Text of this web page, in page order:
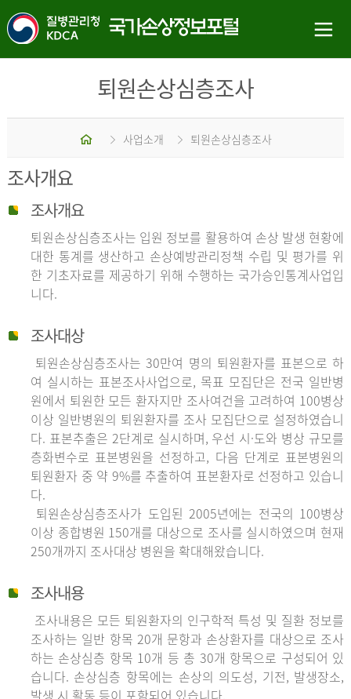
퇴원손상심층조사
홈 사업소개 퇴원손상심층조사
조사개요
조사개요
퇴원손상심층조사는 입원 정보를 활용하여 손상 발생 현황에
대한 통계를 생산하고 손상예방관리정책 수립 및 평가를 위
한 기초자료를 제공하기 위해 수행하는 국가승인통계사업입
니다.
조사대상
퇴원손상심층조사는 30만여 명의 퇴원환자를 표본으로 하
여 실시하는 표본조사사업으로, 목표 모집단은 전국 일반병
원에서 퇴원한 모든 환자지만 조사여건을 고려하여 100병상
이상 일반병원의 퇴원환자를 조사 모집단으로 설정하였습니
다. 표본추출은 2단계로 실시하며, 우선 시·도와 병상 규모를
층화변수로 표본병원을 선정하고, 다음 단계로 표본병원의
퇴원환자 중 약 9%를 추출하여 표본환자로 선정하고 있습니
다.
퇴원손상심층조사가 도입된 2005년에는 전국의 100병상
이상 종합병원 150개를 대상으로 조사를 실시하였으며 현재
250개까지 조사대상 병원을 확대해왔습니다.
조사내용
조사내용은 모든 퇴원환자의 인구학적 특성 및 질환 정보를
조사하는 일반 항목 20개 문항과 손상환자를 대상으로 조사
하는 손상심층 항목 10개 등 총 30개 항목으로 구성되어 있
습니다. 손상심층 항목에는 손상의 의도성, 기전, 발생장소,
발생 시 활동 등이 포함되어 있습니다.